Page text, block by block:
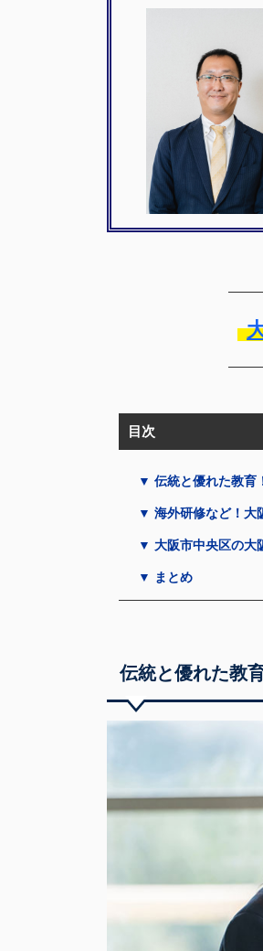
目次
▼ 伝統と優れた教育
▼ 海外研修など！大
▼ 大阪市中央区の大
▼ まとめ
伝統と優れた教